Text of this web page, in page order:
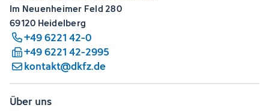
Im Neuenheimer Feld 280
69120 Heidelberg
+49 6221 42-0
+49 6221 42-2995
kontakt@dkfz.de
Über uns